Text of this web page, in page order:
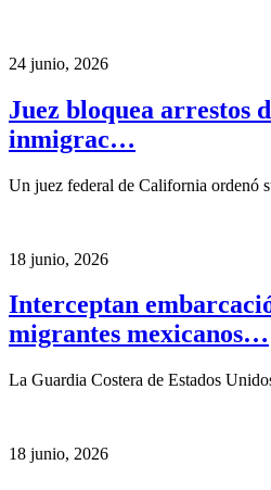
24 junio, 2026
Juez bloquea arrestos
inmigrac…
Un juez federal de California ordenó
18 junio, 2026
Interceptan
migrantes mexicanos…
La Guardia Costera de Estados
18 junio, 2026